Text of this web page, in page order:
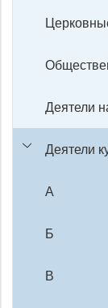
Деятели
Деятели
А
Б
В